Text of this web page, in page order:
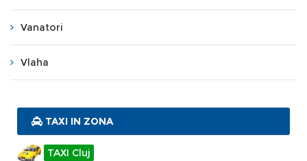
Vanatori
Vlaha
TAXI IN ZONA
TAXI Cluj